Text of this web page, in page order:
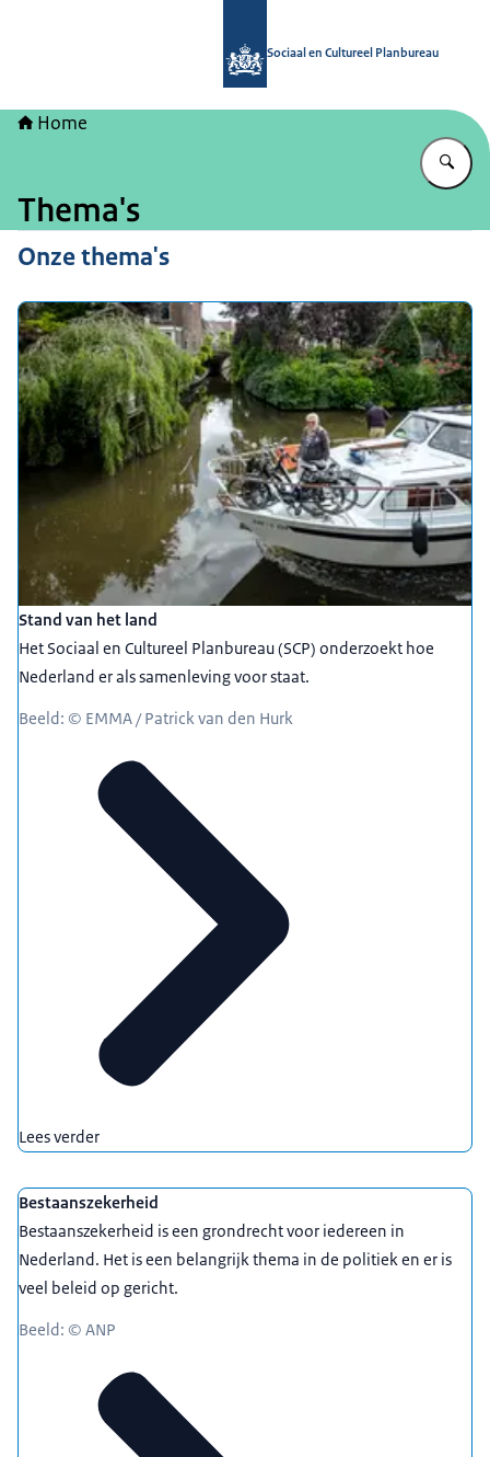
Sociaal en Cultureel Planbureau
Home
Thema's
Onze thema's
Stand van het land
Het Sociaal en Cultureel Planbureau (SCP) onderzoekt hoe
Nederland er als samenleving voor staat.
Beeld: © EMMA / Patrick van den Hurk
Lees verder
Bestaanszekerheid
Bestaanszekerheid is een grondrecht voor iedereen in
Nederland. Het is een belangrijk thema in de politiek en er is
veel beleid op gericht.
Beeld: © ANP